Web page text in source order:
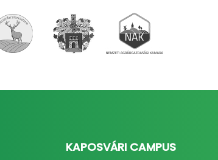
KAPOSVÁRI CAMPUS